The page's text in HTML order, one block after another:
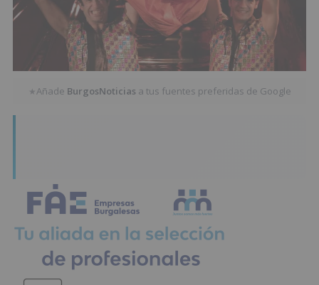
★Añade BurgosNoticias a tus fuentes preferidas de Google